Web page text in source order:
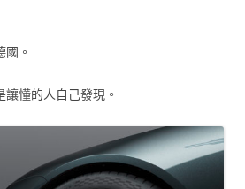
。
懂的人自己發現。